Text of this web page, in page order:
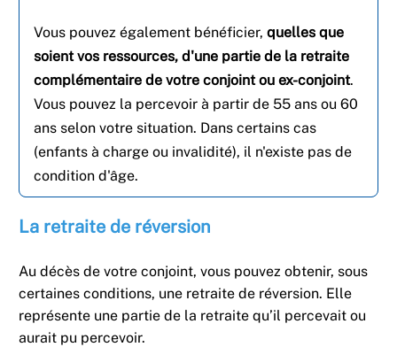
Vous pouvez également bénéficier, quelles que
soient vos ressources, d'une partie de la retraite
complémentaire de votre conjoint ou ex-conjoint.
Vous pouvez la percevoir à partir de 55 ans ou 60
ans selon votre situation. Dans certains cas
(enfants à charge ou invalidité), il n'existe pas de
condition d'âge.
La retraite de réversion
Au décès de votre conjoint, vous pouvez obtenir, sous
certaines conditions, une retraite de réversion. Elle
représente une partie de la retraite qu’il percevait ou
aurait pu percevoir.